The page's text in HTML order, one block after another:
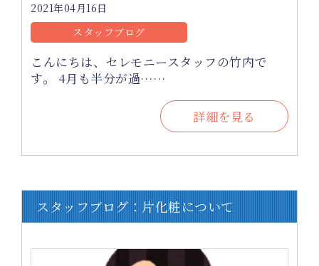
2021年04月16日
スタッフブログ
こんにちは、セレモニースタッフの竹内で
す。 4月も半分が過……
詳細を見る
スタッフブログ：片化粧について